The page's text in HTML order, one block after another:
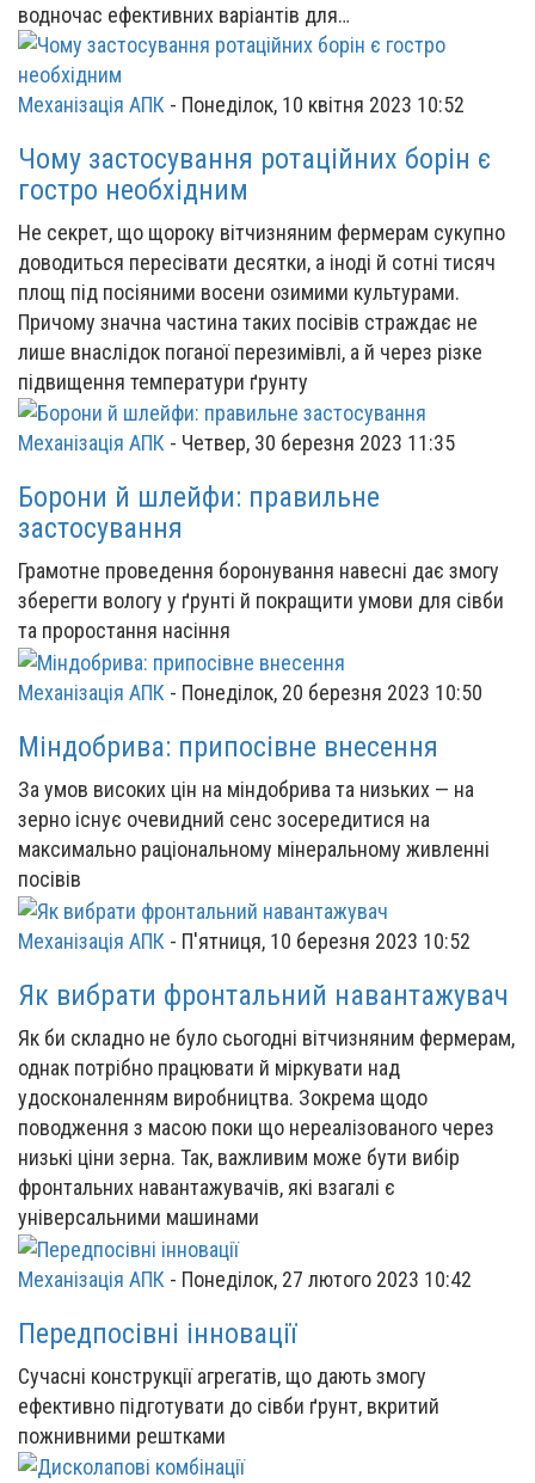
водночас ефективних варіантів для…
Механізація АПК - Понеділок, 10 квітня 2023 10:52
Чому застосування ротаційних борін є
гостро необхідним
Не секрет, що щороку вітчизняним фермерам сукупно
доводиться пересівати десятки, а іноді й сотні тисяч
площ під посіяними восени озимими культурами.
Причому значна частина таких посівів страждає не
лише внаслідок поганої перезимівлі, а й через різке
підвищення температури ґрунту
Механізація АПК - Четвер, 30 березня 2023 11:35
Борони й шлейфи: правильне
застосування
Грамотне проведення боронування навесні дає змогу
зберегти вологу у ґрунті й покращити умови для сівби
та проростання насіння
Механізація АПК - Понеділок, 20 березня 2023 10:50
Міндобрива: припосівне внесення
За умов високих цін на міндобрива та низьких — на
зерно існує очевидний сенс зосередитися на
максимально раціональному мінеральному живленні
посівів
Механізація АПК - П'ятниця, 10 березня 2023 10:52
Як вибрати фронтальний навантажувач
Як би складно не було сьогодні вітчизняним фермерам,
однак потрібно працювати й міркувати над
удосконаленням виробництва. Зокрема щодо
поводження з масою поки що нереалізованого через
низькі ціни зерна. Так, важливим може бути вибір
фронтальних навантажувачів, які взагалі є
універсальними машинами
Механізація АПК - Понеділок, 27 лютого 2023 10:42
Передпосівні інновації
Сучасні конструкції агрегатів, що дають змогу
ефективно підготувати до сівби ґрунт, вкритий
пожнивними рештками